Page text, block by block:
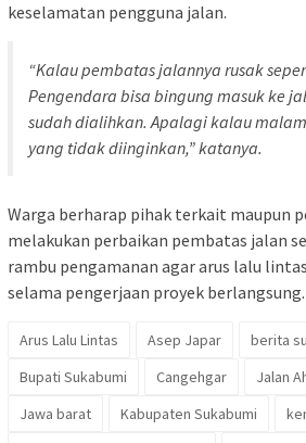
keselamatan pengguna jalan.
“Kalau pembatas jalannya rusak
Pengendara bisa bingung masuk ke
sudah dialihkan. Apalagi kalau
yang tidak diinginkan,” katanya.
Warga berharap pihak terkait maupun
melakukan perbaikan pembatas jalan
rambu pengamanan agar arus lalu
selama pengerjaan proyek berlangsung.
Arus Lalu Lintas Asep Japar
berita
Bupati Sukabumi
Cangehgar
Jalan
Jawa barat
Kabupaten Sukabumi